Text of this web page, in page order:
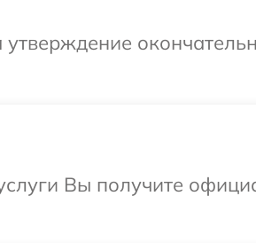
Вы получите